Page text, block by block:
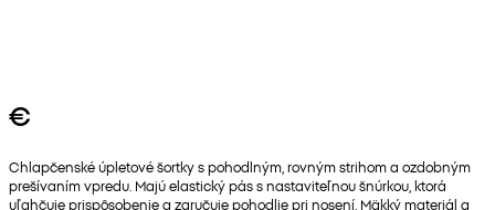
€
Chlapčenské úpletové šortky s pohodlným, rovným strihom a ozdobným
prešívaním vpredu. Majú elastický pás s nastaviteľnou šnúrkou, ktorá
uľahčuje prispôsobenie a zaručuje pohodlie pri nosení. Mäkký materiál a